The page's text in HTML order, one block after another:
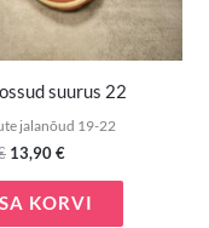
suurus 22
jalanõud 19-22
13,90€
KORVI